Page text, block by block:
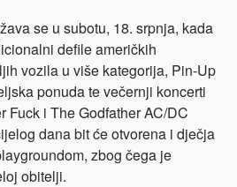
se u subotu, 18. srpnja, kada
defile američkih
vozila u više kategorija, Pin-Up
ponuda te večernji koncerti
Fuck i The Godfather AC/DC
dana bit će otvorena i dječja
zbog čega je
obitelji.